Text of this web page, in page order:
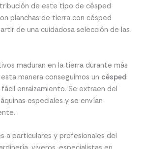
de este tipo de césped
planchas de tierra con césped
de una cuidadosa selección de las
maduran en la tierra durante más
manera conseguimos un césped
enraizamiento. Se extraen del
especiales y se envían
a particulares y profesionales del